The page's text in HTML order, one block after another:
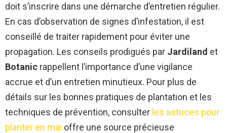
doit s’inscrire dans une démarche d’entretien régulier.
En cas d’observation de signes d’infestation, il est
conseillé de traiter rapidement pour éviter une
propagation. Les conseils prodigués par Jardiland et
Botanic rappellent l’importance d’une vigilance
accrue et d’un entretien minutieux. Pour plus de
détails sur les bonnes pratiques de plantation et les
techniques de prévention, consulter les astuces pour
planter en mai offre une source précieuse